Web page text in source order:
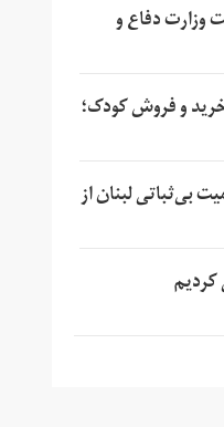
وزارت دفاع و
و فروش کودک؛
بی‌ثباتی لبنان از